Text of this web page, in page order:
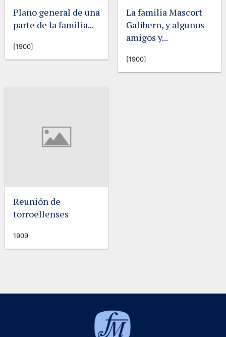
Plano general de una
parte de la familia...
[1900]
La familia Mascort
Galibern, y algunos
amigos y...
[1900]
Reunión de
torroellenses
1909